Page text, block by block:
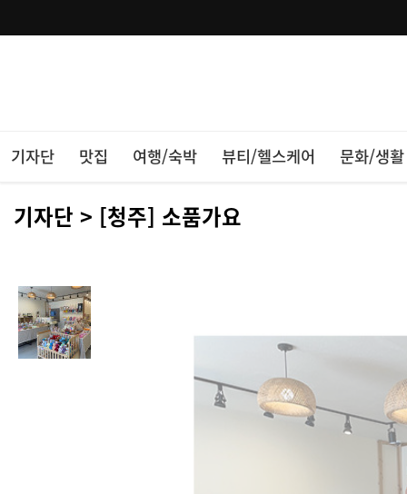
기자단 맛집 여행/숙박 뷰티/헬스케어 문화/생활
기자단 > [청주] 소품가요